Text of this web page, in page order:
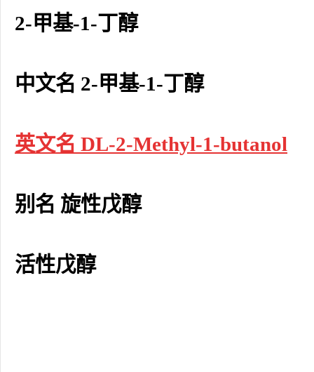
2-甲基-1-丁醇
中文名 2-甲基-1-丁醇
英文名 DL-2-Methyl-1-butanol
别名 旋性戊醇
活性戊醇